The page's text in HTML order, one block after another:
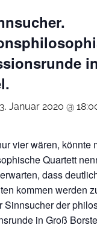
Januar 2020 @
vier wären, könnte
Quartett
dass
kommen werden
Sinnsucher der
in Groß